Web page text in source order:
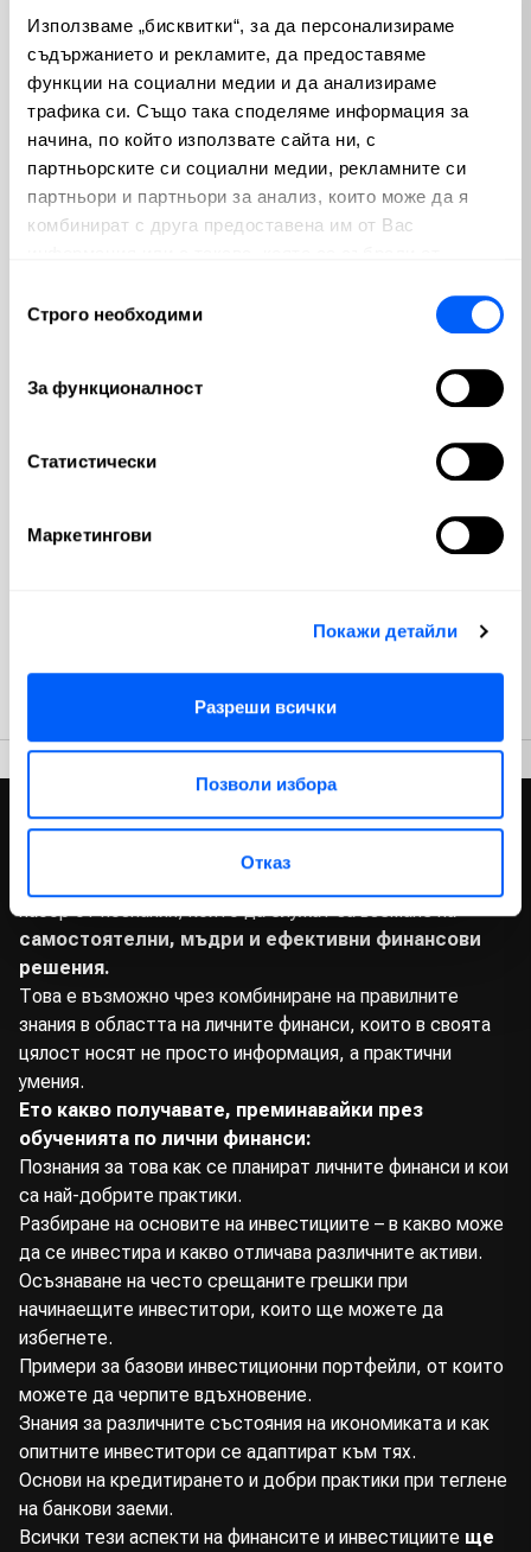
Използваме „бисквитки“, за да персонализираме
съдържанието и рекламите, да предоставяме
функции на социални медии и да анализираме
трафика си. Също така споделяме информация за
начина, по който използвате сайта ни, с
партньорските си социални медии, рекламните си
партньори и партньори за анализ, които може да я
комбинират с друга предоставена им от Вас
наСтрого необходими
За функционалност
Статистически
Маркетингови
Покажи детайли
Разреши всички
Позволи избора
Отказ
комуникационни технологии
застрахователното и
Курс наТихомир Банов
сектор — от основи до сигурност
Какво включват курсовете
Курсовете по управление на лични финанси на Investclub
самостоятелни, мъдри и ефективни финансови
решения.
Това е възможно чрез комбиниране на правилните
знания в областта на личните финанси, които в своята
цялост носят не просто информация, а практични
умения.
Ето какво получавате, преминавайки през
обученията по лични финанси:
Познания за това как се планират личните финанси и кои
са най-добрите практики.
Разбиране на основите на инвестициите – в какво може
да се инвестира и какво отличава различните активи.
Осъзнаване на често срещаните грешки при
начинаещите инвеститори, които ще можете да
избегнете.
Примери за базови инвестиционни портфейли, от които
можете да черпите вдъхновение.
Знания за различните състояния на икономиката и как
опитните инвеститори се адаптират към тях.
Основи на кредитирането и добри практики при теглене
на банкови заеми.
Всички тези аспекти на финансите и инвестициите ще